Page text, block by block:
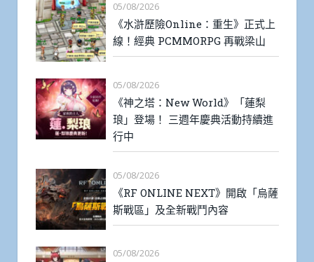
05/08/2026
《水滸歷險Online：重生》正式上
線！經典 PCMMORPG 再戰梁山
05/08/2026
《神之塔：New World》「蓮梨
琅」登場！ 三週年慶典活動持續進
行中
05/08/2026
《RF ONLINE NEXT》開啟「烏薩
斯戰區」及全新戰鬥內容
05/08/2026